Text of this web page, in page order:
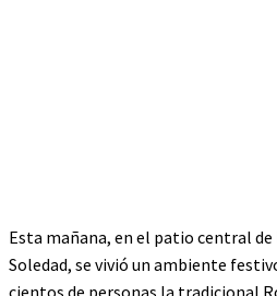
Esta mañana, en el patio central
Soledad, se vivió un ambiente